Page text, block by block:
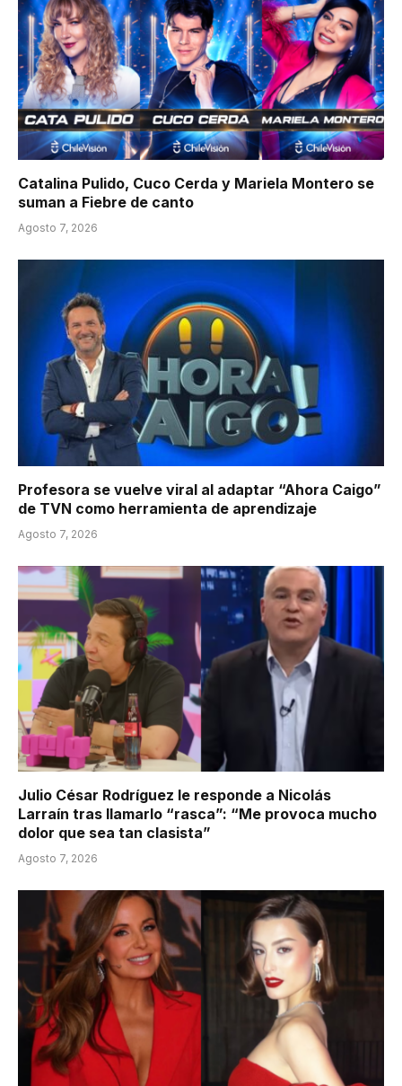
Catalina Pulido, Cuco Cerda y Mariela Montero se
suman a Fiebre de canto
Agosto 7, 2026
Profesora se vuelve viral al adaptar “Ahora Caigo”
de TVN como herramienta de aprendizaje
Agosto 7, 2026
Julio César Rodríguez le responde a Nicolás
Larraín tras llamarlo “rasca”: “Me provoca mucho
dolor que sea tan clasista”
Agosto 7, 2026